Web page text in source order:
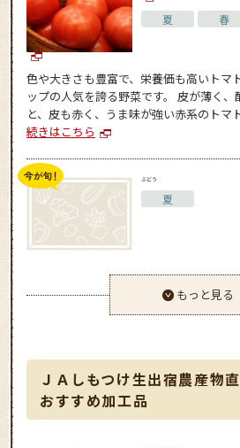
夏 春
色や大きさも豊富で、栄養価も高いトマ
ップの人気を誇る野菜です。 皮が薄く
と、皮も赤く、うま味が強い赤系のトマ
続きはこちら
ぶどう
夏
もっと見る
ＪＡしもつけ生出宿農産物
おすすめ加工品